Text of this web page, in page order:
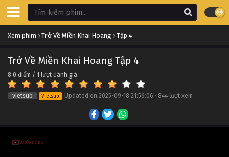
Xem phim › Trở Về Miền Khai Hoang › Tập 4
Trở Về Miền Khai Hoang Tập 4
8.0 điểm / 1 lượt đánh giá
vietsub Vietsub Updated on 2025-09-18 21:56:06 · 844 lượt xem